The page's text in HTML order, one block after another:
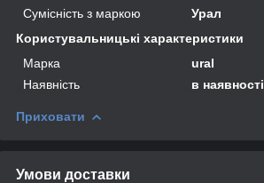
Сумісність з маркою
Урал
Користувальницькі характеристики
Марка
ural
Наявність
в наявності
Приховати
Умови доставки